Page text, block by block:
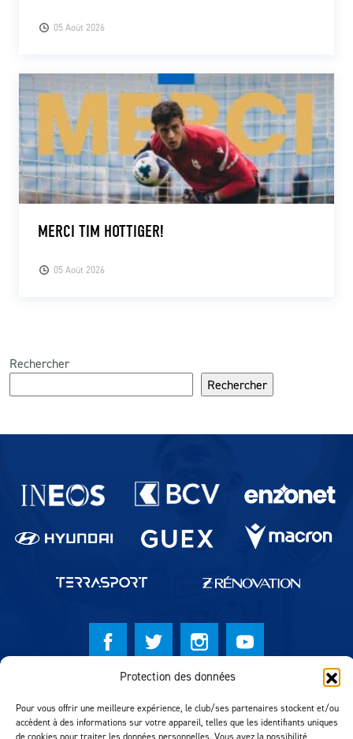
Protection des données
Pour vous offrir une meilleure expérience, le club/ses partenaires stockent et/ou
accèdent à des informations sur votre appareil, telles que les identifiants uniques
de cookies pour traiter les données personnelles. Vous avez la possibilité
05 Août 2026
05 Août 2026
MERCI TIM HOTTIGER!
Rechercher
Rechercher
Partenaires du lausanne-Sport
Réalisation MTM Agency